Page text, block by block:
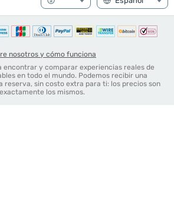
nosotros y cómo funciona
encontrar y comparar experiencias reales de
en todo el mundo. Podemos recibir una
reserva, sin costo extra para ti: los precios son
exactamente los mismos.